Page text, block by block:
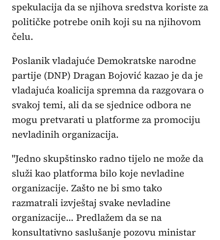
spekulacija da se njihova sredstva koriste za
političke potrebe onih koji su na njihovom
čelu.
Poslanik vladajuće Demokratske narodne
partije (DNP) Dragan Bojović kazao je da je
vladajuća koalicija spremna da razgovara o
svakoj temi, ali da se sjednice odbora ne
mogu pretvarati u platforme za promociju
nevladinih organizacija.
"Jedno skupštinsko radno tijelo ne može da
služi kao platforma bilo koje nevladine
organizacije. Zašto ne bi smo tako
razmatrali izvještaj svake nevladine
organizacije... Predlažem da se na
konsultativno saslušanje pozovu ministar